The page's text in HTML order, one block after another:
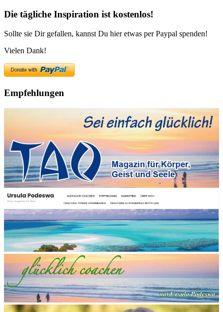
Die tägliche Inspiration ist kostenlos!
Sollte sie Dir gefallen, kannst Du hier etwas per Paypal spenden!
Vielen Dank!
Empfehlungen